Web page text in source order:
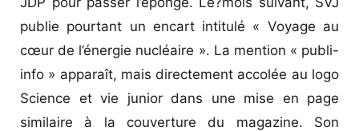
publie pourtant un encart intitulé « Voyage au
cœur de l’énergie nucléaire ». La mention « publi-
info » apparaît, mais directement accolée au logo
Science et vie junior dans une mise en page
similaire à la couverture du magazine. Son